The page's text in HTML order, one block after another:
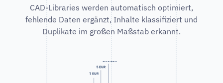
CAD-Libraries werden automatisch optimiert,
fehlende Daten ergänzt, Inhalte klassifiziert und
Duplikate im großen Maßstab erkannt.